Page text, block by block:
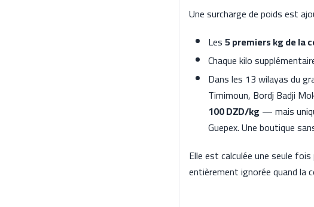
Une surcharge de poids est
Les5 premiers kg de la
Chaque kilo
Dans les 13 wilayas du
Timimoun, Bordj Badji
100 DZD/kg — mais
Guepex. Une boutique
Elle est calculée une seule
entièrement ignorée quand la